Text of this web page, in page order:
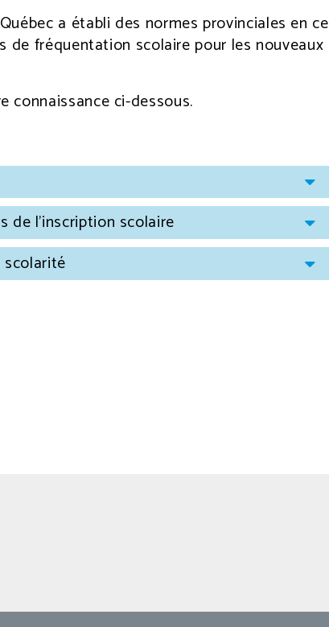
a établi des normes provinciales en ce
fréquentation scolaire pour les nouveaux
connaissance ci-dessous.
de l'inscription scolaire
scolarité